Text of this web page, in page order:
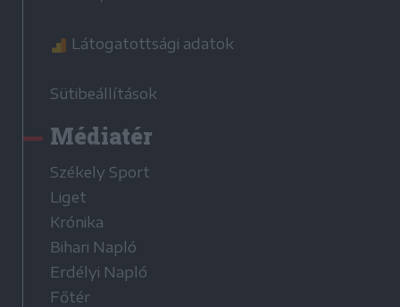
Látogatottsági adatok
Sütibeállítások
Médiatér
Székely Sport
Liget
Krónika
Bihari Napló
Erdélyi Napló
Főtér